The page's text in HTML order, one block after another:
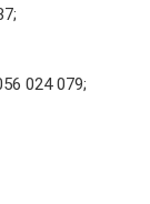
024 079;